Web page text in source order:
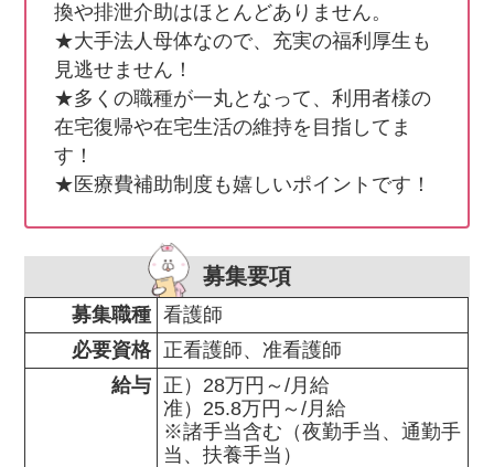
換や排泄介助はほとんどありません。
★大手法人母体なので、充実の福利厚生も
見逃せません！
★多くの職種が一丸となって、利用者様の
在宅復帰や在宅生活の維持を目指してま
す！
★医療費補助制度も嬉しいポイントです！
募集要項
募集職種 看護師
必要資格 正看護師、准看護師
給与 正）28万円～/月給
准）25.8万円～/月給
※諸手当含む（夜勤手当、通勤手
当、扶養手当）